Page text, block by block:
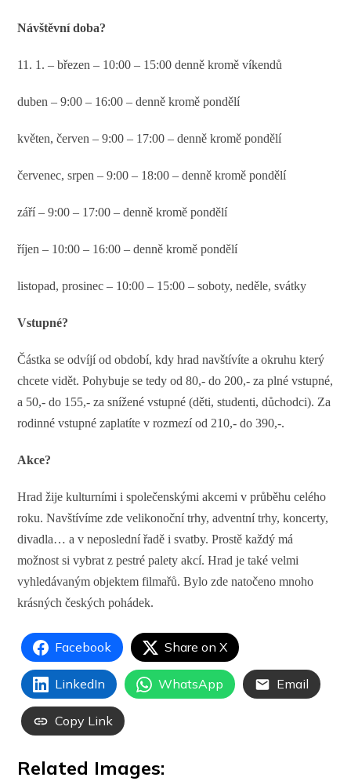
Návštěvní doba?
11. 1. – březen – 10:00 – 15:00 denně kromě víkendů
duben – 9:00 – 16:00 – denně kromě pondělí
květen, červen – 9:00 – 17:00 – denně kromě pondělí
červenec, srpen – 9:00 – 18:00 – denně kromě pondělí
září – 9:00 – 17:00 – denně kromě pondělí
říjen – 10:00 – 16:00 – denně kromě pondělí
listopad, prosinec – 10:00 – 15:00 – soboty, neděle, svátky
Vstupné?
Částka se odvíjí od období, kdy hrad navštívíte a okruhu který
chcete vidět. Pohybuje se tedy od 80,- do 200,- za plné vstupné,
a 50,- do 155,- za snížené vstupné (děti, studenti, důchodci). Za
rodinné vstupné zaplatíte v rozmezí od 210,- do 390,-.
Akce?
Hrad žije kulturními i společenskými akcemi v průběhu celého
roku. Navštívíme zde velikonoční trhy, adventní trhy, koncerty,
divadla… a v neposlední řadě i svatby. Prostě každý má
možnost si vybrat z pestré palety akcí. Hrad je také velmi
vyhledávaným objektem filmařů. Bylo zde natočeno mnoho
krásných českých pohádek.
Facebook Share on X
LinkedIn WhatsApp Email
Copy Link
Related Images: